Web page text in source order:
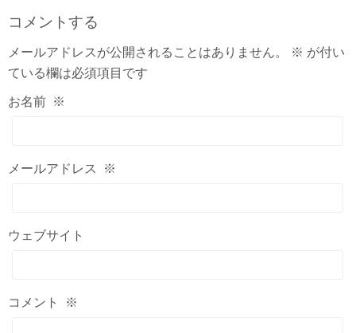
コメントする
メールアドレスが公開されることはありません。 ※ が付い
ている欄は必須項目です
お名前 ※
メールアドレス ※
ウェブサイト
コメント ※